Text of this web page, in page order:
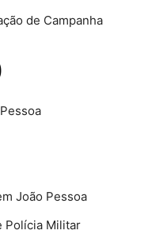
de Campanha
João Pessoa
Polícia Militar